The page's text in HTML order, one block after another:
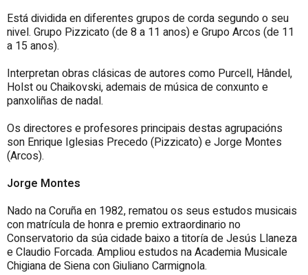
Está dividida en diferentes grupos de corda segundo o seu
nivel. Grupo Pizzicato (de 8 a 11 anos) e Grupo Arcos (de 11
a 15 anos).
Interpretan obras clásicas de autores como Purcell, Hândel,
Holst ou Chaikovski, ademais de música de conxunto e
panxoliñas de nadal.
Os directores e profesores principais destas agrupacións
son Enrique Iglesias Precedo (Pizzicato) e Jorge Montes
(Arcos).
Jorge Montes
Nado na Coruña en 1982, rematou os seus estudos musicais
con matrícula de honra e premio extraordinario no
Conservatorio da súa cidade baixo a titoría de Jesús Llaneza
e Claudio Forcada. Ampliou estudos na Academia Musicale
Chigiana de Siena con Giuliano Carmignola.